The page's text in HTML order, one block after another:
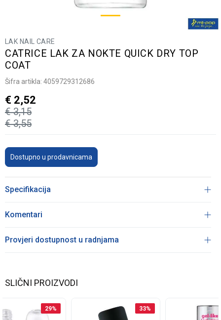
LAK NAIL CARE
CATRICE LAK ZA NOKTE QUICK DRY TOP
COAT
Šifra artikla: 4059729312686
€ 3,55
€ 3,15
€ 2,52
Dostupno u prodavnicama
Specifikacija
Komentari
Provjeri dostupnost u radnjama
SLIČNI PROIZVODI
29% 33%